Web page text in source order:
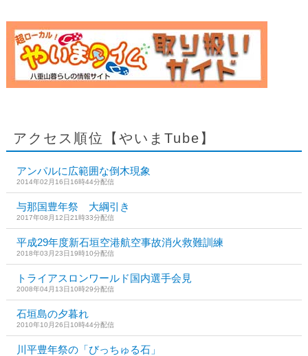
アクセス順位【やいまTube】
アンパルに広範囲な倒木現象
2014年02月16日16時44分配信
与那国豊年祭 大綱引き
2017年08月12日21時33分配信
平成29年度新石垣空港航空事故消火救難訓練
2018年03月23日19時10分配信
トライアスロンワールド国内選手会見
2008年04月13日10時29分配信
石垣島の夕暮れ
2010年10月26日10時44分配信
川平豊年祭の「びっちゅる石」